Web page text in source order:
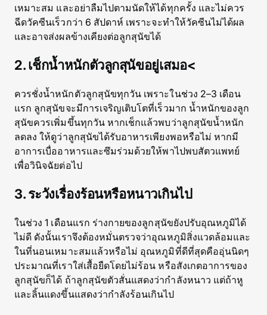
เหมาะสม และอย่าลืมไปตามนัดให้ได้ทุกครั้ง และไม่ควร
ฉีดวัคซีนเร็วกว่า 6 สัปดาห์ เพราะจะทำให้วัคซีนไม่ได้ผล
และอาจส่งผลข้างเคียงต่อลูกสุนัขได้
2. เช็กน้ำหนักตัวลูกสุนัขอยู่เสมอ<
ควรชั่งน้ำหนักตัวลูกสุนัขทุกวัน เพราะในช่วง 2–3 เดือน
แรก ลูกสุนัขจะมีการเจริญเติบโตที่เร็วมาก น้ำหนักของลูก
สุนัขควรเพิ่มขึ้นทุกวัน หากเช็กแล้วพบว่าลูกสุนัขน้ำหนัก
ลดลง ให้ดูว่าลูกสุนัขได้รับอาหารเพียงพอหรือไม่ หากมี
อาการเบื่ออาหารและซึมร่วมด้วยให้พาไปพบสัตวแพทย์
เพื่อวินิจฉัยต่อไป
3. ระวังเรื่องร้อนหรือหนาวเกินไป
ในช่วง 1 เดือนแรก ร่างกายของลูกสุนัขยังปรับอุณหภูมิได้
ไม่ดี ดังนั้นเราจึงต้องหมั่นตรวจว่าอุณหภูมิสิ่งแวดล้อมและ
ในที่นอนเหมาะสมแล้วหรือไม่ อุณหภูมิที่ดีที่สุดคืออุ่นนิดๆ
ประมาณที่เราใส่เสื้อยืดโดยไม่ร้อน หรือสังเกตอาการของ
ลูกสุนัขก็ได้ ถ้าลูกสุนัขตัวสั่นแสดงว่ากำลังหนาว แต่ถ้าหู
และลิ้นแดงขึ้นแสดงว่ากำลังร้อนเกินไป